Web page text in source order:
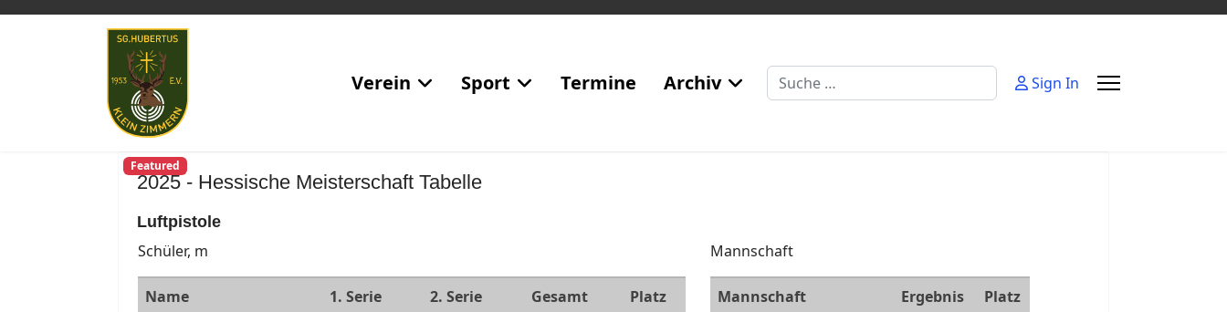
Verein Sport Termine Archiv Suchen Sign In
Featured
2025 - Hessische Meisterschaft Tabelle
Luftpistole
Schüler, m
Name 1. Serie 2. Serie Gesamt
Platz
Mannschaft
Mannschaft Ergebnis
Platz